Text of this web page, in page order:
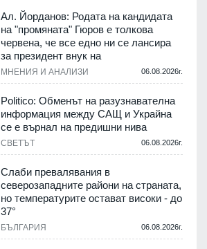
Ал. Йорданов: Родата на кандидата
на "промяната" Гюров е толкова
червена, че все едно ни се лансира
за президент внук на
МНЕНИЯ И АНАЛИЗИ 06.08.2026г.
Politico: Обменът на разузнавателна
информация между САЩ и Украйна
се е върнал на предишни нива
СВЕТЪТ 06.08.2026г.
Слаби превалявания в
северозападните райони на страната,
но температурите остават високи - до
37°
БЪЛГАРИЯ 06.08.2026г.